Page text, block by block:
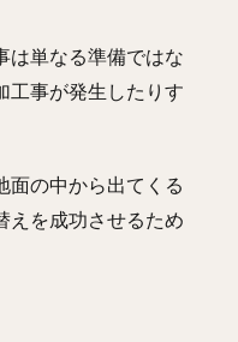
は単なる準備ではな
工事が発生したりす
面の中から出てくる
えを成功させるため